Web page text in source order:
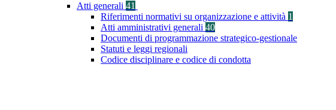
Atti generali 41
Riferimenti normativi su organizzazione e attività 1
Atti amministrativi generali 40
Documenti di programmazione strategico-gestionale
Statuti e leggi regionali
Codice disciplinare e codice di condotta